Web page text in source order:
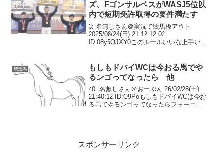
ズ、FゴンサルベスがWASJ5位以
内で短期免許取得の要件満たす
3: 名無しさん＠実況で競馬板アウト
2025/08/24(日) 21:12:12.02
ID:08y5QJXY0このルールいいな上手いの
WAS選抜！（大会史上...
競走馬
もしもドバイWCは今おる馬でや
るンゴってなったら 他
40: 名無しさん＠おーぷん 26/02/28(土)
21:40:12 ID:O9PoもしもドバイWCは今お
る馬でやるンゴってなったらフォーエバ
スポンサーリンク